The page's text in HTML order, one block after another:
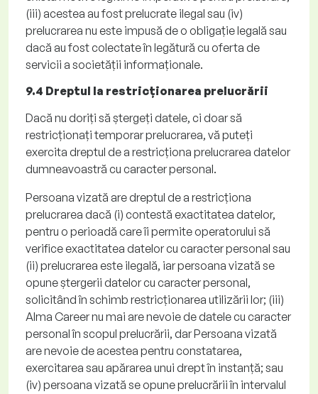
(iii) acestea au fost prelucrate ilegal sau (iv)
prelucrarea nu este impusă de o obligație legală sau
dacă au fost colectate în legătură cu oferta de
servicii a societății informaționale.
9.4 Dreptul la restricționarea prelucrării
Dacă nu doriți să ștergeți datele, ci doar să
restricționați temporar prelucrarea, vă puteți
exercita dreptul de a restricționa prelucrarea datelor
dumneavoastră cu caracter personal.
Persoana vizată are dreptul de a restricționa
prelucrarea dacă (i) contestă exactitatea datelor,
pentru o perioadă care îi permite operatorului să
verifice exactitatea datelor cu caracter personal sau
(ii) prelucrarea este ilegală, iar persoana vizată se
opune ștergerii datelor cu caracter personal,
solicitând în schimb restricționarea utilizării lor; (iii)
Alma Careernu mai are nevoie de datele cu caracter
personal în scopul prelucrării, dar Persoana vizată
are nevoie de acestea pentru constatarea,
exercitarea sau apărarea unui drept în instanță; sau
(iv) persoana vizată se opune prelucrării în intervalul